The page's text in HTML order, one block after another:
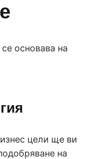
основава на
цели ще ви
на